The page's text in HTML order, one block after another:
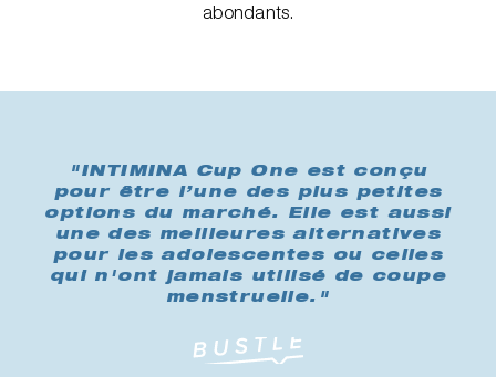
abondants.
"INTIMINA Cup One est conçu
pour être l’une des plus petites
options du marché. Elle est aussi
une des meilleures alternatives
pour les adolescentes ou celles
qui n'ont jamais utilisé de coupe
menstruelle."